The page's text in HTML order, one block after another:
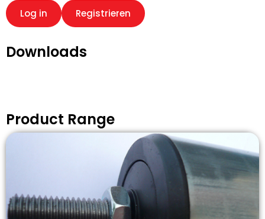
Log in Registrieren
Downloads
Product Range